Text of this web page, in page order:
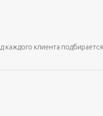
каждого клиента подбирается